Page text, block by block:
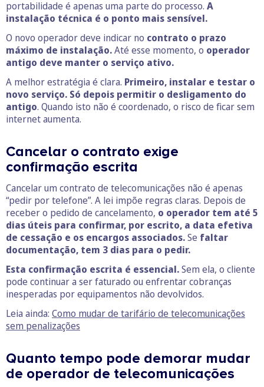
portabilidade é apenas uma parte do processo. A
instalação técnica é o ponto mais sensível.
O novo operador deve indicar no contrato o prazo
máximo de instalação.Até esse momento, o operador
antigo deve manter o serviço ativo.
A melhor estratégia é clara. Primeiro, instalar e testar o
novo serviço. Só depois permitir o desligamento do
antigo. Quando isto não é coordenado, o risco de ficar sem
internet aumenta.
Cancelar o contrato exige
confirmação escrita
Cancelar um contrato de telecomunicações não é apenas
“pedir por telefone”. A lei impõe regras claras. Depois de
receber o pedido de cancelamento, o operador tem até 5
dias úteis para confirmar, por escrito, a data efetiva
de cessação e os encargos associados.Se faltar
documentação, tem 3 dias para o pedir.
Esta confirmação escrita é essencial.Sem ela, o cliente
pode continuar a ser faturado ou enfrentar cobranças
inesperadas por equipamentos não devolvidos.
Leia ainda: Como mudar de tarifário de telecomunicações
sem penalizações
Quanto tempo pode demorar mudar
de operador de telecomunicações